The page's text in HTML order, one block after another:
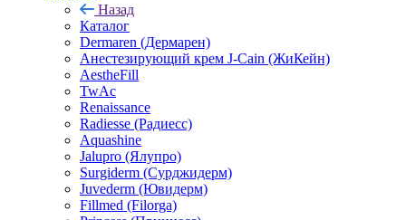
Каталог
Назад
Каталог
Dermaren (Дермарен)
Анестезирующий крем J-Cain (ЖиКейн)
AestheFill
TwAc
Renaissance
Radiesse (Радиесс)
Aquashine
Jalupro (Ялупро)
Surgiderm (Сурджидерм)
Juvederm (Ювидерм)